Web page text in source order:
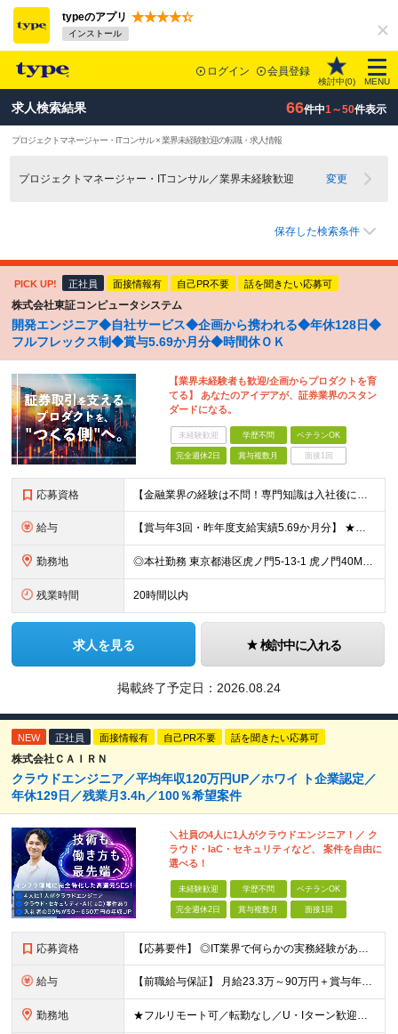
typeのアプリ
インストール
ログイン 会員登録
検討中(0) MENU
求人検索結果 66件中1～50件表示
プロジェクトマネージャー・ITコンサル × 業界未経験歓迎の転職・求人情報
プロジェクトマネージャー・ITコンサル／業界未経験歓迎 変更
保存した検索条件
PICK UP! 正社員 面接情報有 自己PR不要 話を聞きたい応募可
株式会社東証コンピュータシステム
開発エンジニア◆自社サービス◆企画から携われる◆年休128日◆
フルフレックス制◆賞与5.69か月分◆時間休ＯＫ
【業界未経験者も歓迎/企画からプロダクトを育
てる】 あなたのアイデアが、証券業界のスタン
ダードになる。
未経験歓迎 学歴不問 ベテランOK
完全週休2日 賞与複数月 面接1回
応募資格 【金融業界の経験は不問！専門知識は入社後に学べます】 ◎学歴不問 ◎システム開発の実務経験をお持ちの方 └3年以上・Java、C#いずれかの使用経験をお持ちの方を想定しております 【以下のような方は
給与 【賞与年3回・昨年度支給実績5.69か月分】 ★想定年収500万円～ ★前職給与考慮あり 月給27万円～59万円 +残業代全額支給(1分単位、監督職以下) +人事評価による賞与年2回（4月/10月）
勤務地 ◎本社勤務 東京都港区虎ノ門5-13-1 虎ノ門40MTビル 8F ※原則として、転居を伴う転勤はありません ※(変更の範囲)上記を除く当社関連勤務地
残業時間 20時間以内
求人を見る 検討中に入れる
掲載終了予定日： 2026.08.24
NEW 正社員 面接情報有 自己PR不要 話を聞きたい応募可
株式会社ＣＡＩＲＮ
クラウドエンジニア／平均年収120万円UP／ホワイ ト企業認定／
年休129日／残業月3.4h／100％希望案件
＼社員の4人に1人がクラウドエンジニア！／ ク
ラウド・IaC・セキュリティなど、 案件を自由に
選べる！
未経験歓迎 学歴不問 ベテランOK
完全週休2日 賞与複数月 面接1回
応募資格 【応募要件】 ◎IT業界で何らかの実務経験がある方 └2～3ヶ月の実務経験のある方は歓迎します！ 例）PCキッティングやモバイル通信基地局の業務経験者など インフラエンジニアとして経験のある方は、
給与 【前職給与保証】 月給23.3万～90万円＋賞与年2回＋インセンティブ ★年収1000万円以上の実績あり！ ※上記月給には月20～30時間分（2万9,300円～21万7,900円）の固定残業代を含み
勤務地 ★フルリモート可／転勤なし／U・Iターン歓迎★ ◎勤務地は相談の上、ご自宅近くに調整します！ 【勤務地】 本社、または東京／埼玉／千葉／神奈川／愛知／仙台のクライアント先 ◎完全在宅（フルリモート）